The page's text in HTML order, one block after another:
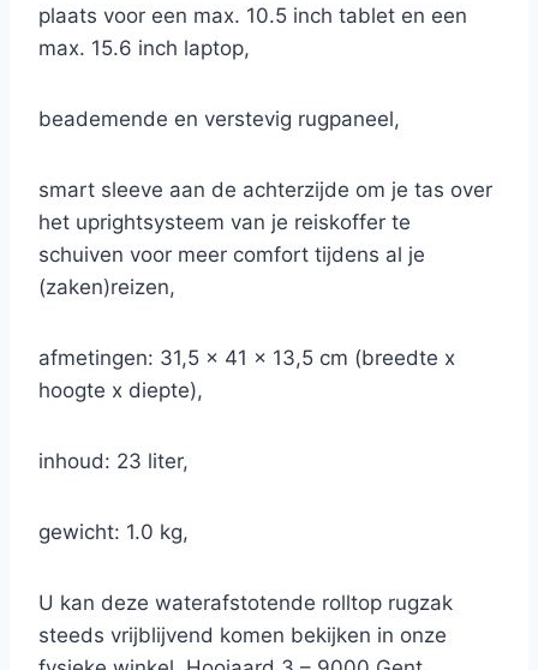
plaats voor een max. 10.5 inch tablet en een
max. 15.6 inch laptop,
beademende en verstevig rugpaneel,
smart sleeve aan de achterzijde om je tas over
het uprightsysteem van je reiskoffer te
schuiven voor meer comfort tijdens al je
(zaken)reizen,
afmetingen: 31,5 x 41 x 13,5 cm (breedte x
hoogte x diepte),
inhoud: 23 liter,
gewicht: 1.0 kg,
U kan deze waterafstotende rolltop rugzak
steeds vrijblijvend komen bekijken in onze